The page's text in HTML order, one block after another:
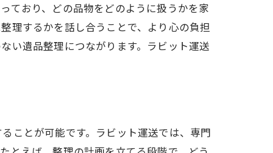
ており、どの品物をどのように扱うかを家
理するかを話し合うことで、より心の負担
い遺品整理につながります。ラビット運送
ことが可能です。ラビット運送では、専門